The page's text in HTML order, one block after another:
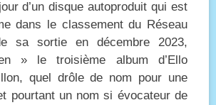
d’un disque autoproduit qui est
dans le classement du Réseau
sa sortie en décembre 2023,
» le troisième album d’Ello
quel drôle de nom pour une
pourtant un nom si évocateur de